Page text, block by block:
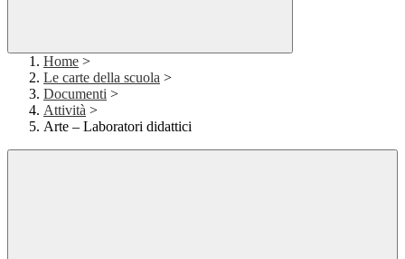
Home >
Le carte della scuola >
Documenti >
Attività >
Arte – Laboratori didattici